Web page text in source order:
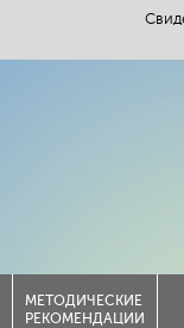
МЕТОДИЧЕСКИЕ
РЕКОМЕНДАЦИИ